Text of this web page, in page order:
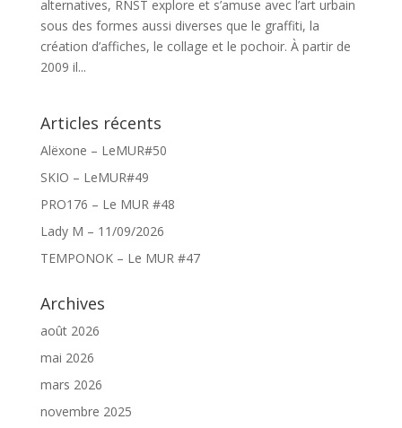
alternatives, RNST explore et s’amuse avec l’art urbain
sous des formes aussi diverses que le graffiti, la
création d’affiches, le collage et le pochoir. À partir de
2009 il...
Articles récents
Alëxone – LeMUR#50
SKIO – LeMUR#49
PRO176 – Le MUR #48
Lady M – 11/09/2026
TEMPONOK – Le MUR #47
Archives
août 2026
mai 2026
mars 2026
novembre 2025